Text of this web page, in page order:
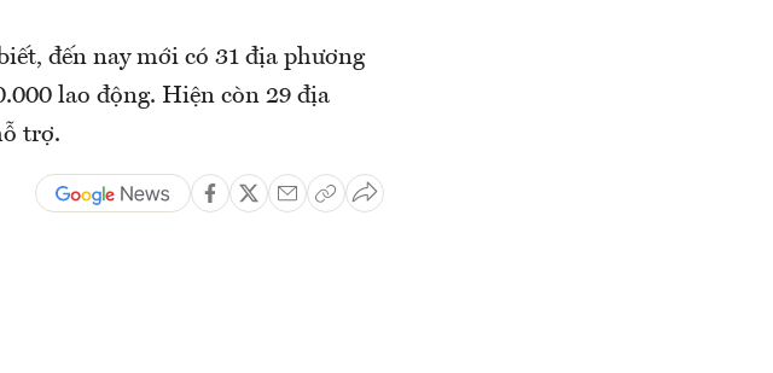
đến nay mới có 31 địa phương
lao động. Hiện còn 29 địa
trợ.